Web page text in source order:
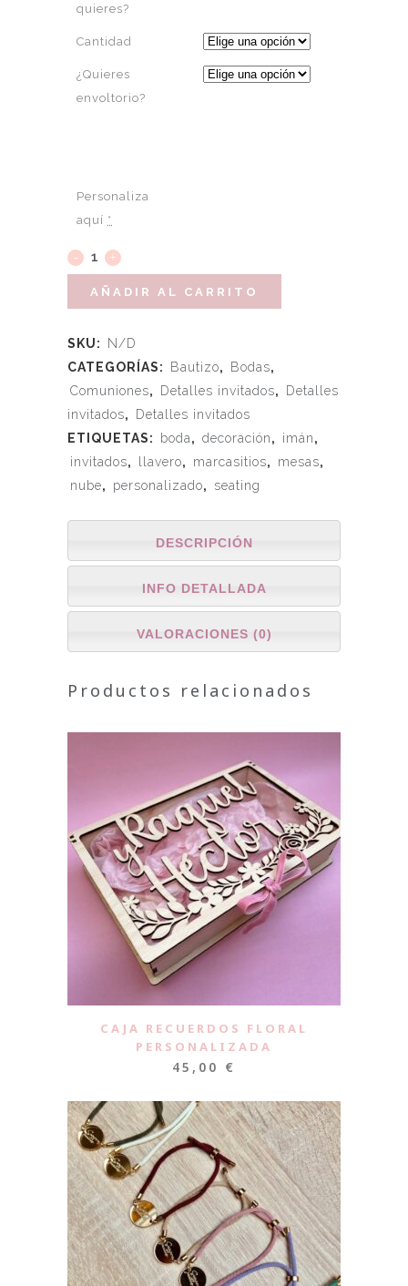
quieres?
Cantidad
¿Quieres
envoltorio?
Personaliza
aquí *
AÑADIR AL CARRITO
SKU:
N/D
CATEGORÍAS:
Bautizo, Bodas,
Comuniones, Detalles invitados,
Detalles
invitados,
Detalles invitados
ETIQUETAS:
boda, decoración, imán,
invitados, llavero, marcasitios, mesas,
nube, personalizado, seating
DESCRIPCIÓN
INFO DETALLADA
VALORACIONES (0)
Productos relacionados
CAJA RECUERDOS FLORAL
PERSONALIZADA
45,00 €